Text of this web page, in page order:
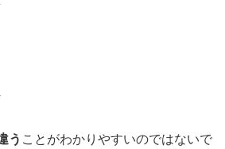
う ことがわかりやすいのではないで